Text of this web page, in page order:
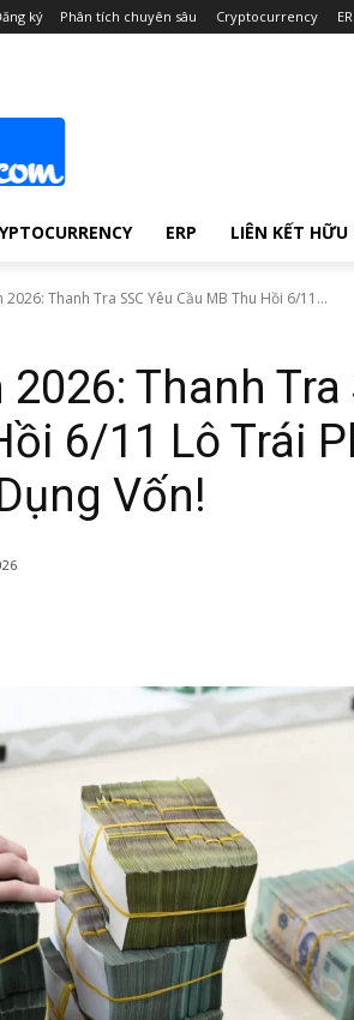
ký Phân tích chuyên sâu Cryptocurrency
ERP LIÊN KẾT HỮU
Thanh Tra SSC Yêu Cầu MB Thu Hồi 6/11...
Thanh Tra
6/11 Lô Trái
Vốn!